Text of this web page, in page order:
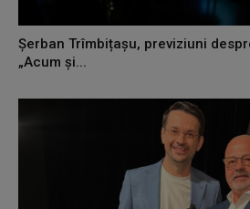
Șerban Trîmbițașu, previziuni
„Acum și...